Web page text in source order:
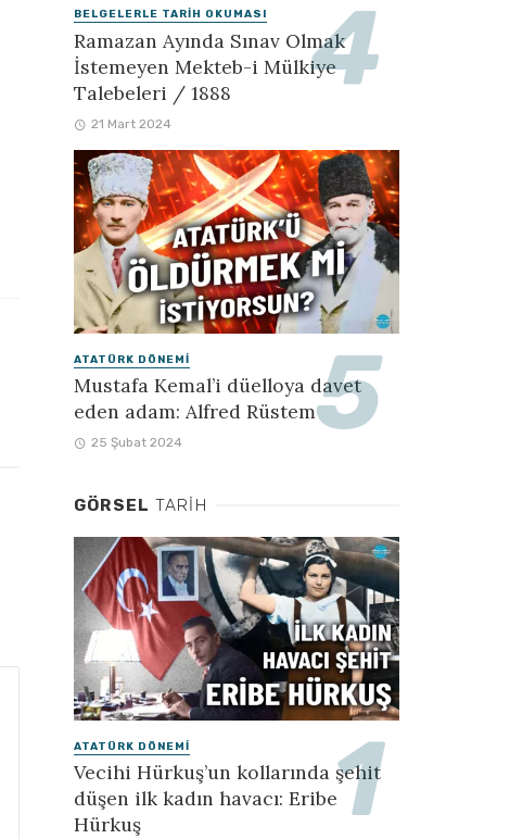
BELGELERLE TARIH OKUMASI
Ramazan Ayında Sınav Olmak
İstemeyen Mekteb-i Mülkiye
Talebeleri / 1888
21 Mart 2024
ATATÜRK DÖNEMI
Mustafa Kemal’i düelloya davet
eden adam: Alfred Rüstem
25 Şubat 2024
GÖRSEL TARIH
ATATÜRK DÖNEMI
Vecihi Hürkuş’un kollarında şehit
düşen ilk kadın havacı: Eribe
Hürkuş